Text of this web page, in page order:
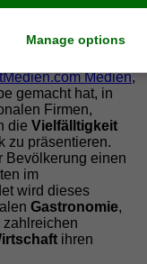
vielen
Medien,
gemacht hat, in
Firmen,
die Vielfälltigkeit
zu präsentieren.
Bevölkerung einen
im
wird dieses
Gastronomie,
zahlreichen
ihren
Manage options